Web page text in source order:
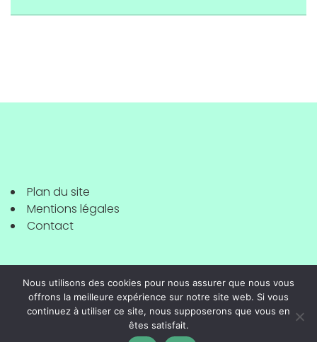
Plan du site
Mentions légales
Contact
Copyright © 2022 - Partir un jour
Nous utilisons des cookies pour nous assurer que nous vous
offrons la meilleure expérience sur notre site web. Si vous
continuez à utiliser ce site, nous supposerons que vous en
êtes satisfait.